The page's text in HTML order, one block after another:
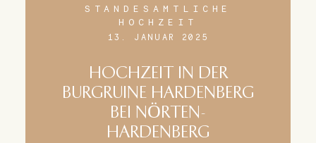
STANDESAMTLICHE
HOCHZEIT
13. JANUAR 2025
HOCHZEIT IN DER
BURGRUINE HARDENBERG
BEI NÖRTEN-
HARDENBERG